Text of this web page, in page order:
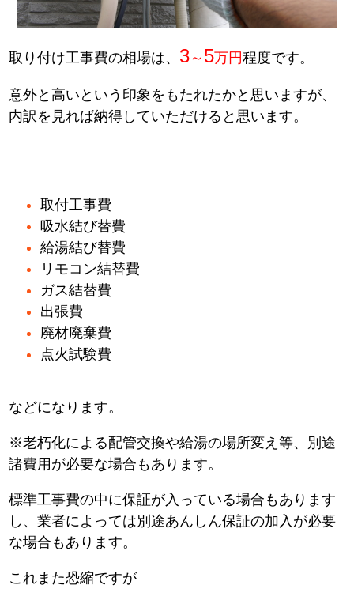
取り付け工事費の相場は、 3～ 5万円程度です。
意外と高いという印象をもたれたかと思いますが、
内訳を見れば納得していただけると思います。
取付工事費
吸水結び替費
給湯結び替費
リモコン結替費
ガス結替費
出張費
廃材廃棄費
点火試験費
などになります。
※老朽化による配管交換や給湯の場所変え等、別途
諸費用が必要な場合もあります。
標準工事費の中に保証が入っている場合もあります
し、業者によっては別途あんしん保証の加入が必要
な場合もあります。
これまた恐縮ですが